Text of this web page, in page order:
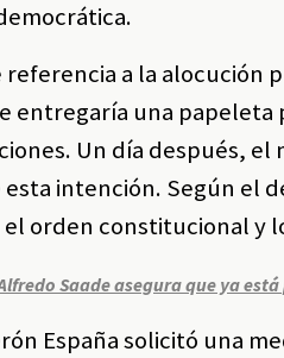
a la alocución
entregaría una
Un día después,
intención. Según el
el orden constitucional y
Saade asegura que ya
España solicitó una